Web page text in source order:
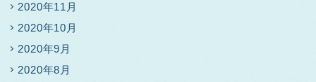
2020年11月
2020年10月
2020年9月
2020年8月